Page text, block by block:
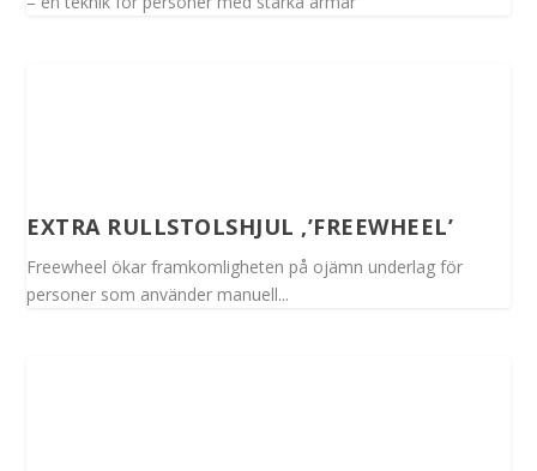
EXTRA RULLSTOLSHJUL ,’FREEWHEEL’
Freewheel ökar framkomligheten på ojämn underlag för
personer som använder manuell...